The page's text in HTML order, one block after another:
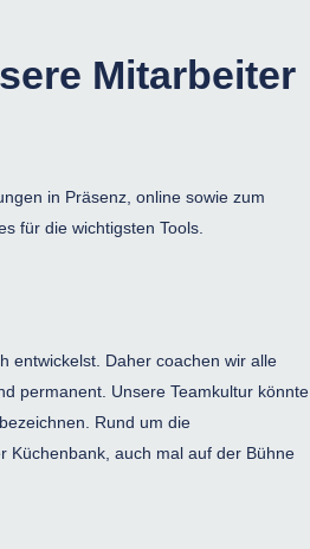
Mitarbeiter
in Präsenz, online sowie zum
für die wichtigsten Tools.
entwickelst. Daher coachen wir alle
permanent. Unsere Teamkultur könnte
Rund um die
Küchenbank, auch mal auf der Bühne